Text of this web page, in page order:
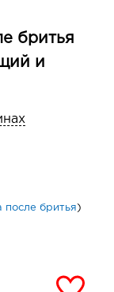
бритья
и
после бритья )